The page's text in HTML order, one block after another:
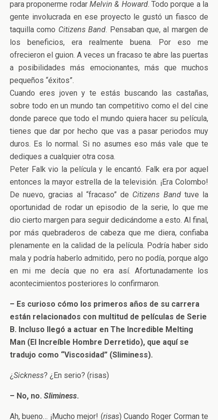
para proponerme rodar Melvin & Howard. Todo porque a la
gente involucrada en ese proyecto le gustó un fiasco de
taquilla como Citizens Band. Pensaban que, al margen de
los beneficios, era realmente buena. Por eso me
ofrecieron el guion. A veces un fracaso te abre las puertas
a posibilidades más emocionantes, más que muchos
pequeños “éxitos”.
Cuando eres joven y te estás buscando las castañas,
sobre todo en un mundo tan competitivo como el del cine
donde parece que todo el mundo quiera hacer su película,
tienes que dar por hecho que vas a pasar periodos muy
duros. Es lo normal. Si no asumes eso más vale que te
dediques a cualquier otra cosa.
Peter Falk vio la película y le encantó. Falk era por aquel
entonces la mayor estrella de la televisión. ¡Era Colombo!
De nuevo, gracias al “fracaso” de Citizens Bandtuve la
oportunidad de rodar un episodio de la serie, lo que me
dio cierto margen para seguir dedicándome a esto. Al final,
por más quebraderos de cabeza que me diera, confiaba
plenamente en la calidad de la película. Podría haber sido
mala y podría haberlo admitido, pero no podía, porque algo
en mi me decía que no era así. Afortunadamente los
acontecimientos posteriores lo confirmaron.
– Es curioso cómo los primeros años de su carrera
están relacionados con multitud de películas de Serie
B. Incluso llegó a actuar en The Incredible Melting
Man (El Increíble Hombre Derretido), que aquí se
tradujo como “Viscosidad” (Sliminess).
¿Sickness? ¿En serio? (risas)
– No, no. Sliminess.
Ah, bueno… ¡Mucho mejor! (risas) Cuando Roger Corman te